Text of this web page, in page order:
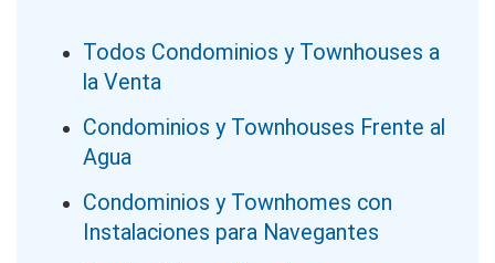
Todos Condominios y Townhouses a
la Venta
Condominios y Townhouses Frente al
Agua
Condominios y Townhomes con
Instalaciones para Navegantes